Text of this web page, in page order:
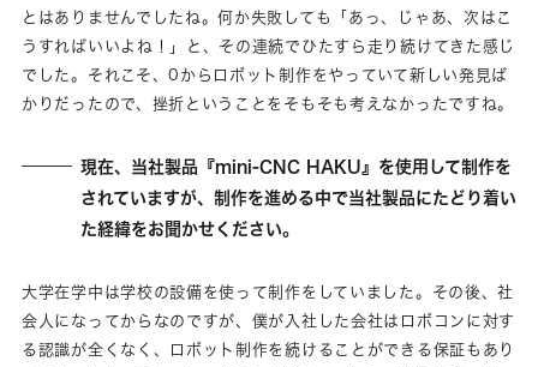
とはありませんでしたね。何か失敗しても「あっ、じゃあ、次はこ
うすればいいよね！」と、その連続でひたすら走り続けてきた感じ
でした。それこそ、0からロボット制作をやっていて新しい発見ば
かりだったので、挫折ということをそもそも考えなかったですね。
現在、当社製品『mini-CNC HAKU』を使用して制作を
されていますが、制作を進める中で当社製品にたどり着い
た経緯をお聞かせください。
大学在学中は学校の設備を使って制作をしていました。その後、社
会人になってからなのですが、僕が入社した会社はロボコンに対す
る認識が全くなく、ロボット制作を続けることができる保証もあり